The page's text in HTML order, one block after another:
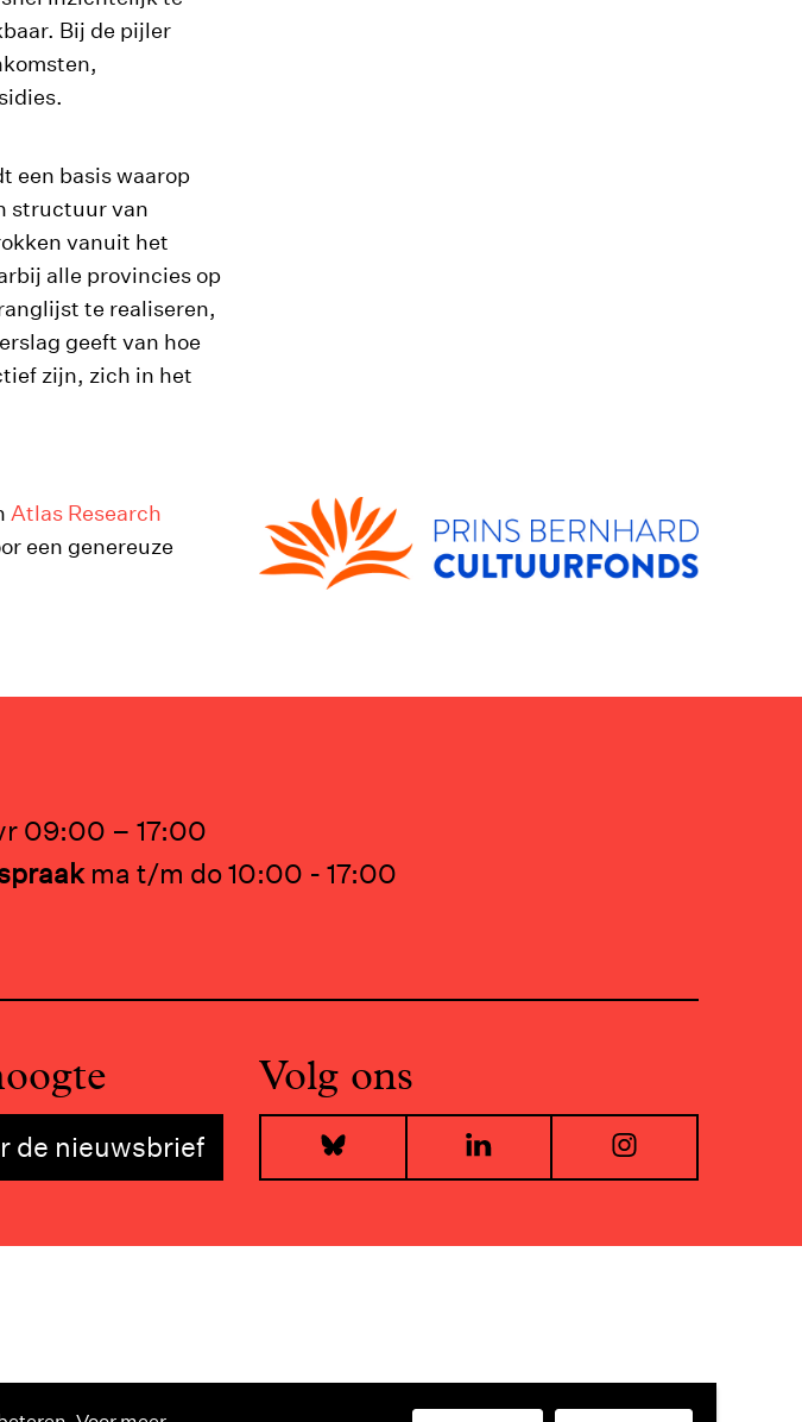
Bij de pijler
een basis waarop
structuur van
vanuit het
alle provincies op
te realiseren,
geeft van hoe
zijn, zich in het
Atlas Research
een genereuze
09:00 – 17:00
ma t/m do 10:00 - 17:00
de nieuwsbrief
Volg ons
Bluesky LinkedIn